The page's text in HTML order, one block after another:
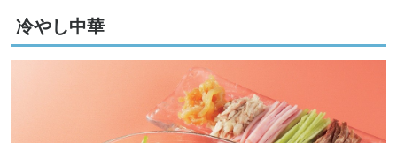
冷やし中華